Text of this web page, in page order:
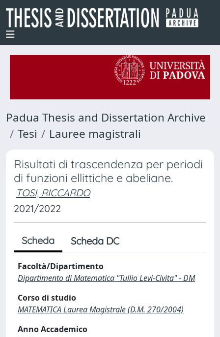
Padua Thesis and Dissertation Archive
Tesi
Lauree magistrali
Risultati di trascendenza per periodi
di funzioni ellittiche e abeliane.
TOSI, RICCARDO
2021/2022
Scheda Scheda DC
Facoltà/Dipartimento
Dipartimento di Matematica "Tullio Levi-Civita" - DM
Corso di studio
MATEMATICA Laurea Magistrale (D.M. 270/2004)
Anno Accademico